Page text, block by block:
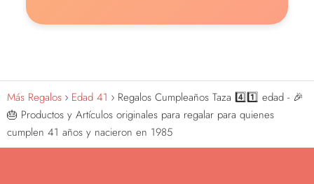
Más Regalos Edad 41
Regalos Cumpleaños Taza 4️⃣1️⃣ edad - 🎉
🎂 Productos y Artículos originales para regalar para quienes
cumplen 41 años y nacieron en 1985